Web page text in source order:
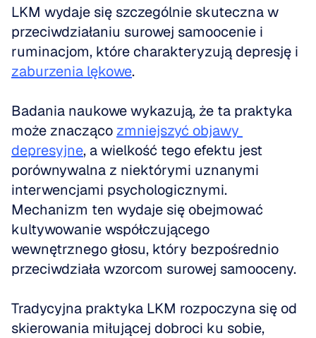
LKM wydaje się szczególnie skuteczna w
przeciwdziałaniu surowej samoocenie i
zaburzenia lękowe.
Badania naukowe wykazują, że ta praktyka
może znacząco zmniejszyć objawy
depresyjne, a wielkość tego efektu jest
porównywalna z niektórymi uznanymi
interwencjami psychologicznymi.
Mechanizm ten wydaje się obejmować
kultywowanie współczującego
wewnętrznego głosu, który bezpośrednio
przeciwdziała wzorcom surowej samooceny.
Tradycyjna praktyka LKM rozpoczyna się od
skierowania miłującej dobroci ku sobie,